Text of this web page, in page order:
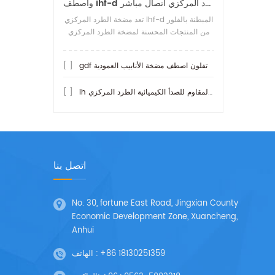
واصطف ihf-d تفلون مضخة الطرد المركزي اتصال مباشر
تعد مضخة الطرد المركزي ihf-d المبطنة بالفلور
من المنتجات المحسنة لمضخة الطرد المركزي
gdf تفلون اصطف مضخة الأنابيب العمودية
ih مضخة الفولاذ المقاوم للصدأ الكيميائية الطرد المركزي
اتصل بنا
No. 30, fortune East Road, Jingxian County
Economic Development Zone, Xuancheng,
Anhui
الهاتف : +86 18130251359